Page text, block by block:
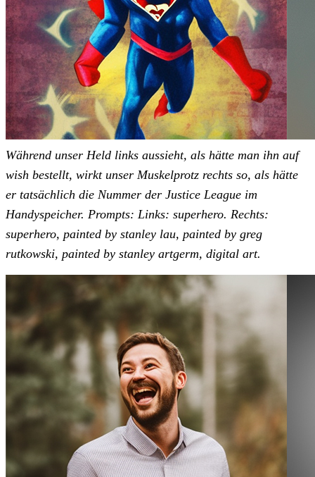
Während unser Held links aussieht, als hätte man ihn auf
wish bestellt, wirkt unser Muskelprotz rechts so, als hätte
er tatsächlich die Nummer der Justice League im
Handyspeicher. Prompts: Links: superhero. Rechts:
superhero, painted by stanley lau, painted by greg
rutkowski, painted by stanley artgerm, digital art.